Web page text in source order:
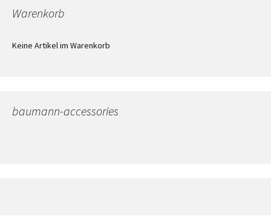
Warenkorb
Keine Artikel im Warenkorb
baumann-accessories